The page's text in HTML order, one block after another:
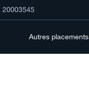
20003545
Autres placements